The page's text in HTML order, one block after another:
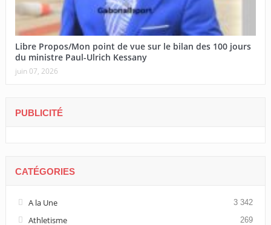
Libre Propos/Mon point de vue sur le bilan des 100 jours
du ministre Paul-Ulrich Kessany
juin 07, 2026
PUBLICITÉ
CATÉGORIES
A la Une 3 342
Athletisme 269